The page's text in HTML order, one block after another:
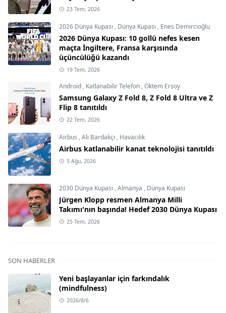
23 Tem, 2026
2026 Dünya Kupası , Dünya Kupası , Enes Demircioğlu
2026 Dünya Kupası: 10 gollü nefes kesen
maçta İngiltere, Fransa karşısında
üçüncülüğü kazandı
19 Tem, 2026
Android , Katlanabilir Telefon ,Öktem Ersoy
Samsung Galaxy Z Fold 8, Z Fold 8 Ultra ve Z
Flip 8 tanıtıldı
22 Tem, 2026
Airbus ,Ali Bardakçı , Havacılık
Airbus katlanabilir kanat teknolojisi tanıtıldı
5 Ağu, 2026
2030 Dünya Kupası ,Almanya , Dünya Kupası
Jürgen Klopp resmen Almanya Milli
Takımı'nın başında! Hedef 2030 Dünya Kupası
25 Tem, 2026
SON HABERLER
Yeni başlayanlar için farkındalık
(mindfulness)
2026/8/6